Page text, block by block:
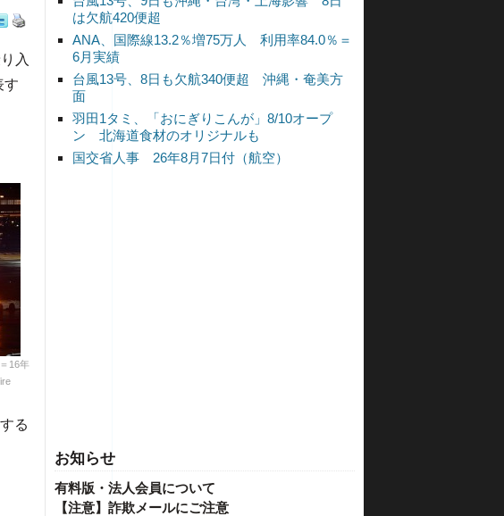
は欠航420便超
ANA、国際線13.2％増75万人 利用率84.0％＝
6月実績
台風13号、8日も欠航340便超 沖縄・奄美方
面
羽田1タミ、「おにぎりこんが」8/10オープ
ン 北海道食材のオリジナルも
国交省人事 26年8月7日付（航空）
お知らせ
有料版・法人会員について
【注意】詐欺メールにご注意
入
す
16年
る